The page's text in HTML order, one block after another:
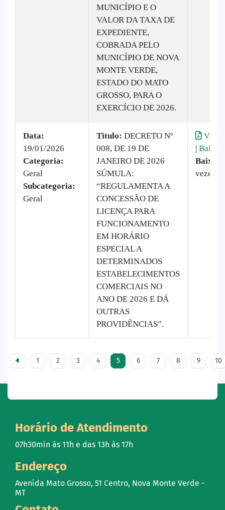
MUNICÍPIO E O
VALOR DA TAXA DE
EXPEDIENTE,
COBRADA PELO
MUNICÍPIO DE NOVA
MONTE VERDE,
ESTADO DO MATO
GROSSO, PARA O
EXERCÍCIO DE 2026.
Data:
19/01/2026
Categoria:
Geral
Subcategoria:
Geral
Titulo: DECRETO Nº
008, DE 19 DE
JANEIRO DE 2026
SÚMULA:
“REGULAMENTA A
CONCESSÃO DE
LICENÇA PARA
FUNCIONAMENTO
EM HORÁRIO
ESPECIAL A
DETERMINADOS
ESTABELECIMENTOS
COMERCIAIS NO
ANO DE 2026 E DÁ
OUTRAS
PROVIDÊNCIAS”.
| Baixar
vezes
1 2 3 4 5 6 7 8 9 10
Horário de Atendimento
07h30min às 11h e das 13h às 17h
Endereço
Avenida Mato Grosso, 51 Centro, Nova Monte Verde -
MT